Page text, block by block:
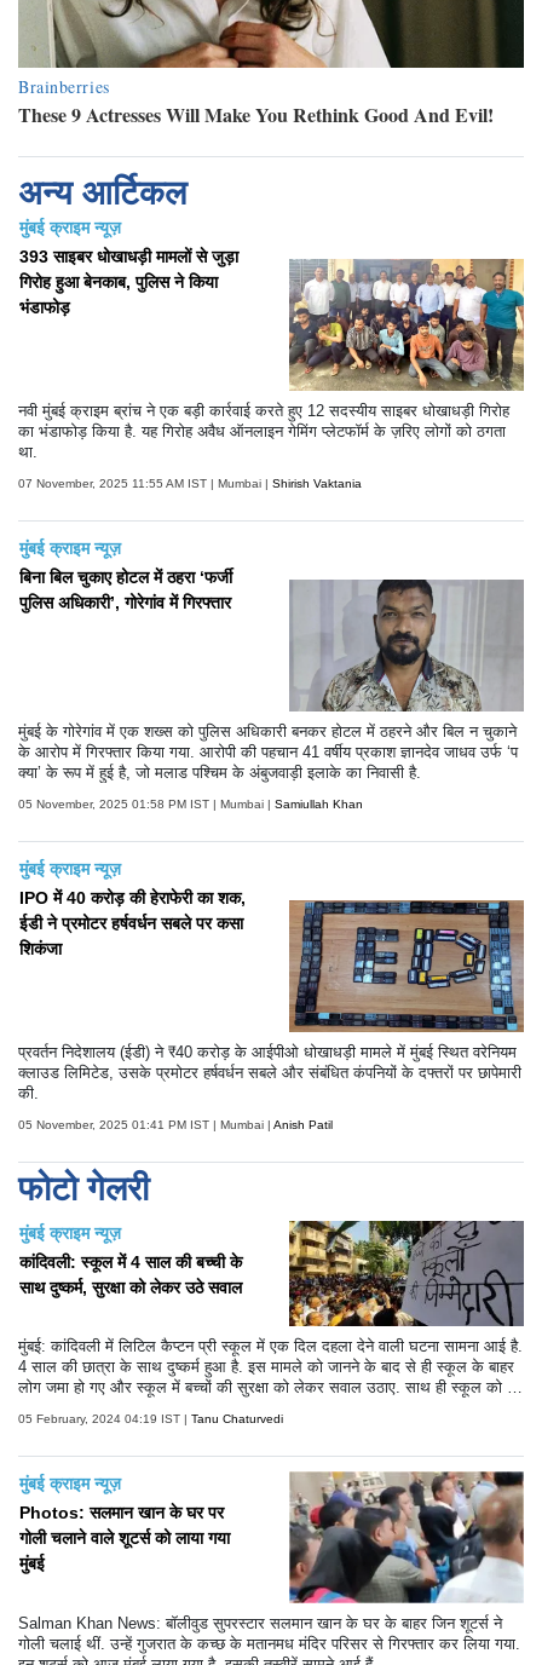
अन्य आर्टिकल
मुंबई क्राइम न्यूज़
393 साइबर धोखाधड़ी मामलों से जुड़ा
गिरोह हुआ बेनकाब, पुलिस ने किया
भंडाफोड़
नवी मुंबई क्राइम ब्रांच ने एक बड़ी कार्रवाई करते हुए 12 सदस्यीय साइबर धोखाधड़ी गिरोह
का भंडाफोड़ किया है. यह गिरोह अवैध ऑनलाइन गेमिंग प्लेटफॉर्म के ज़रिए लोगों को ठगता
था.
07 November, 2025 11:55 AM IST | Mumbai | Shirish Vaktania
मुंबई क्राइम न्यूज़
बिना बिल चुकाए होटल में ठहरा ‘फर्जी
पुलिस अधिकारी’, गोरेगांव में गिरफ्तार
मुंबई के गोरेगांव में एक शख्स को पुलिस अधिकारी बनकर होटल में ठहरने और बिल न चुकाने
के आरोप में गिरफ्तार किया गया. आरोपी की पहचान 41 वर्षीय प्रकाश ज्ञानदेव जाधव उर्फ ‘प
क्या’ के रूप में हुई है, जो मलाड पश्चिम के अंबुजवाड़ी इलाके का निवासी है.
05 November, 2025 01:58 PM IST | Mumbai | Samiullah Khan
मुंबई क्राइम न्यूज़
IPO में 40 करोड़ की हेराफेरी का शक,
ईडी ने प्रमोटर हर्षवर्धन सबले पर कसा
शिकंजा
प्रवर्तन निदेशालय (ईडी) ने ₹40 करोड़ के आईपीओ धोखाधड़ी मामले में मुंबई स्थित वरेनियम
क्लाउड लिमिटेड, उसके प्रमोटर हर्षवर्धन सबले और संबंधित कंपनियों के दफ्तरों पर छापेमारी
की.
05 November, 2025 01:41 PM IST | Mumbai | Anish Patil
फोटो गेलरी
मुंबई क्राइम न्यूज़
कांदिवली: स्कूल में 4 साल की बच्ची के
साथ दुष्कर्म, सुरक्षा को लेकर उठे सवाल
मुंबई: कांदिवली में लिटिल कैप्टन प्री स्कूल में एक दिल दहला देने वाली घटना सामना आई है.
4 साल की छात्रा के साथ दुष्कर्म हुआ है. इस मामले को जानने के बाद से ही स्कूल के बाहर
लोग जमा हो गए और स्कूल में बच्चों की सुरक्षा को लेकर सवाल उठाए. साथ ही स्कूल को ज
05 February, 2024 04:19 IST | Tanu Chaturvedi
मुंबई क्राइम न्यूज़
Photos: सलमान खान के घर पर
गोली चलाने वाले शूटर्स को लाया गया
मुंबई
Salman Khan News: बॉलीवुड सुपरस्टार सलमान खान के घर के बाहर जिन शूटर्स ने
गोली चलाई थीं. उन्हें गुजरात के कच्छ के मतानमध मंदिर परिसर से गिरफ्तार कर लिया गया.